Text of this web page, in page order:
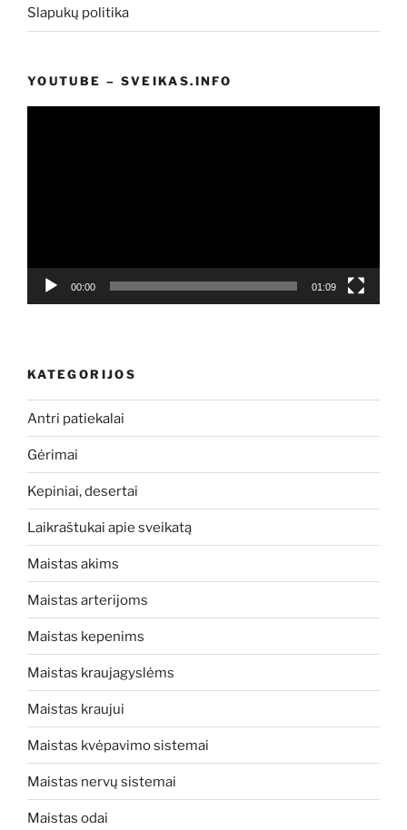
Slapukų politika
YOUTUBE – SVEIKAS.INFO
00:00 01:09
KATEGORIJOS
Antri patiekalai
Gėrimai
Kepiniai, desertai
Laikraštukai apie sveikatą
Maistas akims
Maistas arterijoms
Maistas kepenims
Maistas kraujagyslėms
Maistas kraujui
Maistas kvėpavimo sistemai
Maistas nervų sistemai
Maistas odai